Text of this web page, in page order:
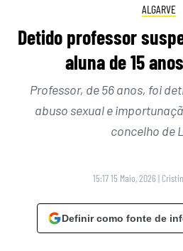
ALGARVE
Detido professor
aluna de 15
Professor, de 56 anos, foi
abuso sexual e
concelho de
15:17 15 Maio, 2026 |
Definir como fonte de